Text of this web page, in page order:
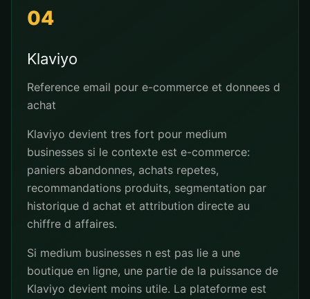
04
Klaviyo
Reference email pour e-commerce et donnees d
achat
Klaviyo devient tres fort pour medium
businesses si le contexte est e-commerce:
paniers abandonnes, achats repetes,
recommandations produits, segmentation par
historique d achat et attribution directe au
chiffre d affaires.
Si medium businesses n est pas lie a une
boutique en ligne, une partie de la puissance de
Klaviyo devient moins utile. La plateforme est